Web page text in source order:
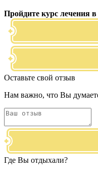
Пройдите курс лечения
Оставьте свой отзыв
Нам важно, что Вы
Где Вы отдыхали?